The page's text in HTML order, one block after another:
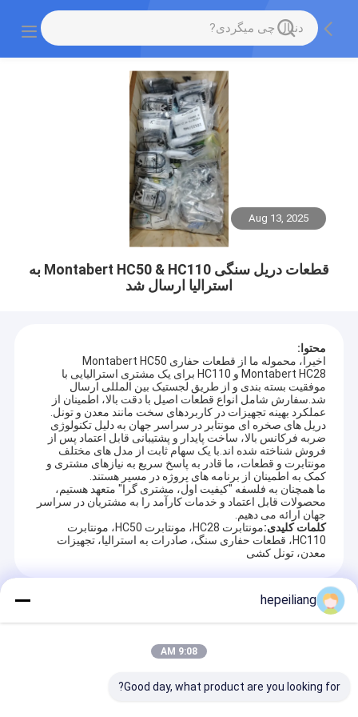
Aug 13, 2025
قطعات دریل سنگی Montabert HC50 & HC110 به
استرالیا ارسال شد
محتوا:
اخیرا، محموله ما از قطعات حفاری Montabert HC50
Montabert HC28 و HC110 برای یک مشتری استرالیایی با
موفقیت بسته بندی و از طریق لجستیک بین المللی ارسال
شد.سفارش شامل انواع قطعات اصیل با دقت بالا، اطمینان از
عملکرد بهینه تجهیزات در کاربردهای سخت مانند معدن و تونل.
دریل های صخره ای مونتابر در سراسر جهان به دلیل تکنولوژی
ضربه فرکانس بالا، ساخت پایدار و پشتیبانی قابل اعتماد پس از
فروش شناخته شده اند.با یک سهام ثابت از مدل های مختلف
مونتابرت و قطعات، ما قادر به پاسخ سریع به نیازهای مشتری و
کمک به اطمینان از برنامه های پروژه در مسیر هستند.
ما همچنان به فلسفه "کیفیت اول، مشتری گرا" متعهد هستیم،
محصولات قابل اعتماد و خدمات کارآمد را به مشتریان در سراسر
جهان ارائه می دهیم.
کلمات کلیدی:
مونتابرت HC28، مونتابرت HC50، مونتابرت
HC110، قطعات حفاری سنگ، صادرات به استرالیا، تجهیزات
معدن، تونل کشی
محصولات توصیه شده
hepeiliang
9:08 AM
Good day, what product are you looking for?